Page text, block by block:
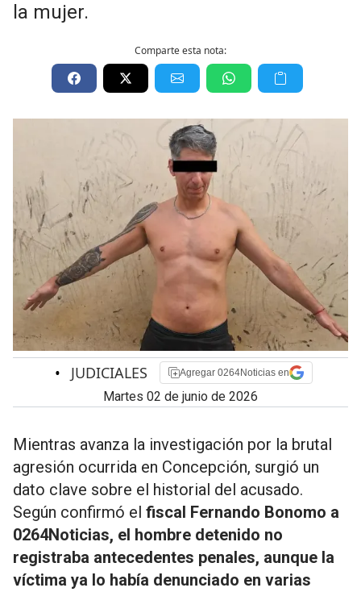
la mujer.
Comparte esta nota:
• JUDICIALES Agregar 0264Noticias en
martes 02 de junio de 2026
Mientras avanza la investigación por la brutal
agresión ocurrida en Concepción, surgió un
dato clave sobre el historial del acusado.
Según confirmó el fiscal Fernando Bonomo a
0264Noticias, el hombre detenido no
registraba antecedentes penales, aunque la
víctima ya lo había denunciado en varias